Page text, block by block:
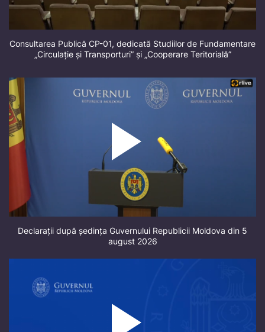
Consultarea Publică CP-01, dedicată Studiilor de Fundamentare
„Circulație și Transporturi” și „Cooperare Teritorială”
Declarații după ședința Guvernului Republicii Moldova din 5
august 2026